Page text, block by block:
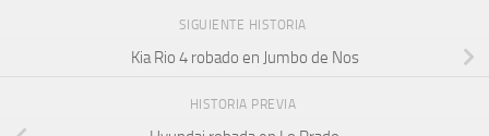
SIGUIENTE HISTORIA
Kia Rio 4 robado en Jumbo de Nos
HISTORIA PREVIA